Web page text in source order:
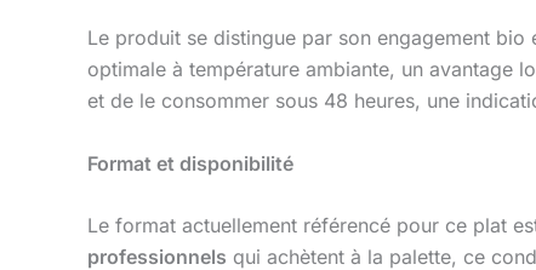
Le produit se distingue par son engagement
optimale à température ambiante, un avantage
et de le consommer sous 48 heures, une
Format et disponibilité
Le format actuellement référencé pour ce plat
professionnels qui achètent à la palette, ce